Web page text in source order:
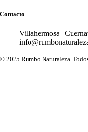
Contacto
Villahermosa |
© 2025 Rumbo Naturaleza.